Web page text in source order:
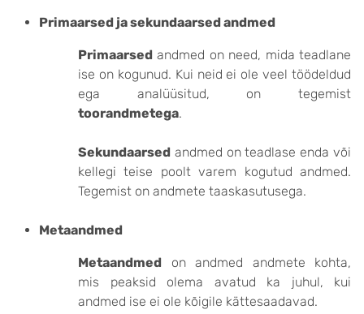
Primaarsed ja sekundaarsed andmed
Primaarsed andmed on need, mida teadlane
ise on kogunud. Kui neid ei ole veel töödeldud
ega analüüsitud, on tegemist
toorandmetega.
Sekundaarsed andmed on teadlase enda või
kellegi teise poolt varem kogutud andmed.
Tegemist on andmete taaskasutusega.
Metaandmed
Metaandmed on andmed andmete kohta,
mis peaksid olema avatud ka juhul, kui
andmed ise ei ole kõigile kättesaadavad.